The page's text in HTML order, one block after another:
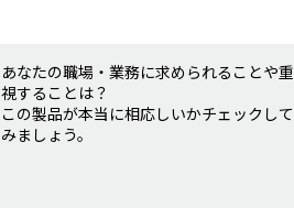
あなたの職場・業務に求められることや重
視することは？
この製品が本当に相応しいかチェックして
みましょう。